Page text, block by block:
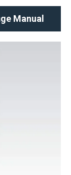
Manual